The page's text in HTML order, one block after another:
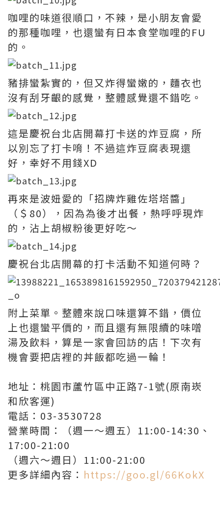
咖哩的味道很順口，不辣，是小朋友會愛
的那種咖哩，也還蠻有日本食堂咖哩的FU
的。
豬排蠻紮實的，但又炸得蠻嫩的，麵衣也
沒有刮牙齦的感覺，整體感覺還不錯吃。
這是慶祝台北店開幕打卡送的炸豆腐，所
以別忘了打卡唷！不過這炸豆腐表現還
好，幸好不用錢XD
再來是波妞愛的「招牌炸雞佐塔塔醬」
（＄80），因為為後才出餐，熱呼呼現炸
的，沾上胡椒粉後更好吃～
慶祝台北店開幕的打卡活動不知道何時？
附上菜單。整體來說口味還算不錯，價位
上也還蠻平價的，而且還有無限續的味噌
湯及飲料，算是一家會回訪的店！下次有
機會要把店裡的丼飯都吃過一輪！
地址：桃園市蘆竹區中正路7-1號(原南崁
和欣客運)
電話：03-3530728
營業時間：（週一～週五）11:00-14:30、
17:00-21:00
（週六～週日）11:00-21:00
更多詳細內容： https://goo.gl/66KokX